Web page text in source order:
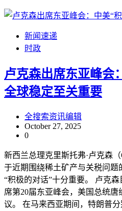
新闻速递
时政
卢克森出席东亚峰会
全球稳定至关重要
全搜索资讯编辑
October 27, 2025
0
新西兰总理克里斯托弗·卢克森
于近期围绕稀土矿产与关税问
“积极的对话”十分重要。 卢克
席第20届东亚峰会，美国总统唐
议。 在马来西亚期间，特朗普